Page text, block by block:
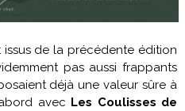
de la précédente édition
pas aussi frappants
déjà une valeur sûre à
avec Les Coulisses de